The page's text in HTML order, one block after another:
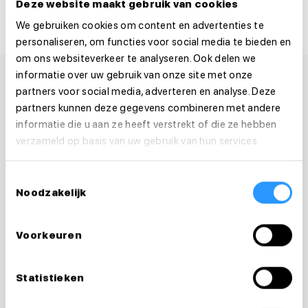
Deze website maakt gebruik van cookies
We gebruiken cookies om content en advertenties te
personaliseren, om functies voor social media te bieden en
om ons websiteverkeer te analyseren. Ook delen we
informatie over uw gebruik van onze site met onze
partners voor social media, adverteren en analyse. Deze
partners kunnen deze gegevens combineren met andere
informatie die u aan ze heeft verstrekt of die ze hebben
verzameld op basis van uw gebruik van hun services.
Noodzakelijk
Voorkeuren
Statistieken